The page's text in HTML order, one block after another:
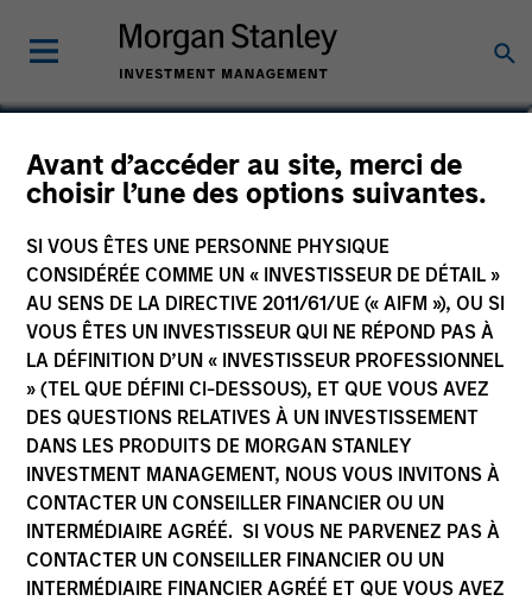
Avant d’accéder au site, merci de
choisir l’une des options suivantes.
SI VOUS ÊTES UNE PERSONNE PHYSIQUE
CONSIDÉRÉE COMME UN « INVESTISSEUR DE DÉTAIL »
AU SENS DE LA DIRECTIVE 2011/61/UE (« AIFM »), OU SI
VOUS ÊTES UN INVESTISSEUR QUI NE RÉPOND PAS À
LA DÉFINITION D’UN « INVESTISSEUR PROFESSIONNEL
» (TEL QUE DÉFINI CI-DESSOUS), ET QUE VOUS AVEZ
DES QUESTIONS RELATIVES À UN INVESTISSEMENT
DANS LES PRODUITS DE MORGAN STANLEY
INVESTMENT MANAGEMENT, NOUS VOUS INVITONS À
CONTACTER UN CONSEILLER FINANCIER OU UN
INTERMÉDIAIRE AGRÉÉ. SI VOUS NE PARVENEZ PAS À
CONTACTER UN CONSEILLER FINANCIER OU UN
INTERMÉDIAIRE FINANCIER AGRÉÉ ET QUE VOUS AVEZ
Jitania Kandhari
Managing Director